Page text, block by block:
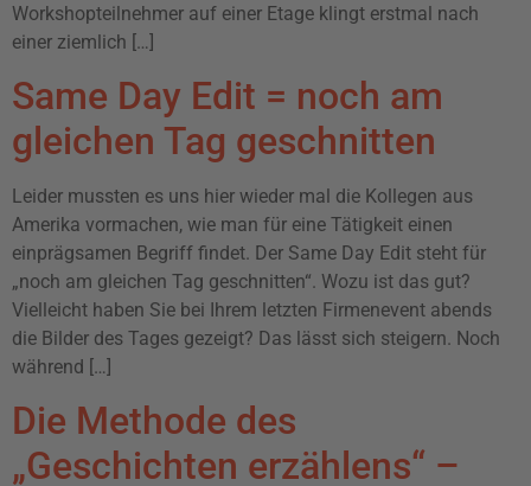
Workshopteilnehmer auf einer Etage klingt erstmal nach
einer ziemlich […]
Same Day Edit = noch am
gleichen Tag geschnitten
Leider mussten es uns hier wieder mal die Kollegen aus
Amerika vormachen, wie man für eine Tätigkeit einen
einprägsamen Begriff findet. Der Same Day Edit steht für
„noch am gleichen Tag geschnitten“. Wozu ist das gut?
Vielleicht haben Sie bei Ihrem letzten Firmenevent abends
die Bilder des Tages gezeigt? Das lässt sich steigern. Noch
während […]
Die Methode des
„Geschichten erzählens“ –